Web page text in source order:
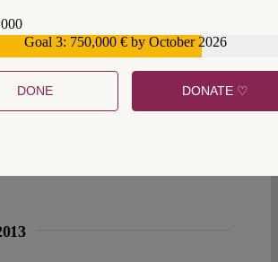
Goal 3: 750,000 € by October 2026
DONE DONATE ♡